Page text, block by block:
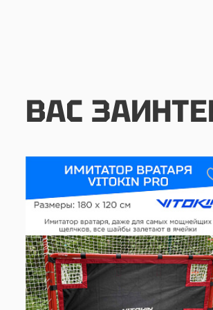
ВАС